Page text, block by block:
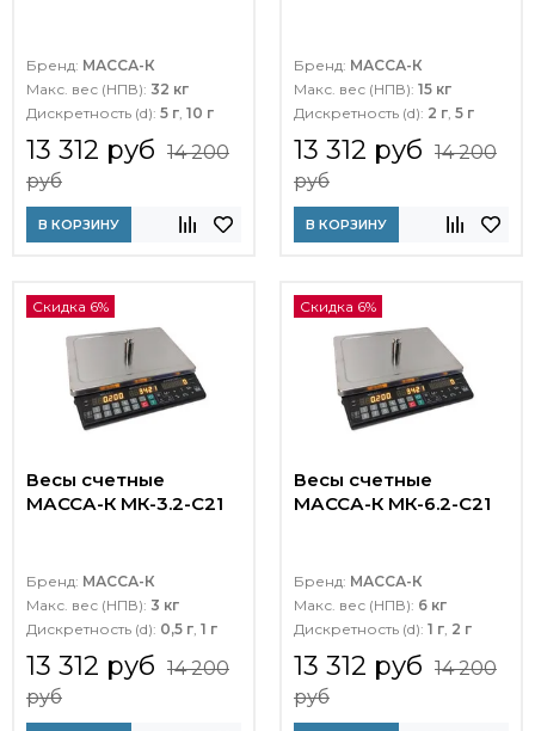
Бренд: МАССА-К
Макс. вес (НПВ): 32 кг
Дискретность (d): 5 г, 10 г
13 312 руб 14 200
руб
В КОРЗИНУ
Бренд: МАССА-К
Макс. вес (НПВ): 15 кг
Дискретность (d): 2 г, 5 г
13 312 руб 14 200
руб
В КОРЗИНУ
Скидка 6%
Весы счетные
МАССА-К МК-3.2-C21
Бренд: МАССА-К
Макс. вес (НПВ): 3 кг
Дискретность (d): 0,5 г, 1 г
13 312 руб 14 200
руб
Скидка 6%
Весы счетные
МАССА-К МК-6.2-C21
Бренд: МАССА-К
Макс. вес (НПВ): 6 кг
Дискретность (d): 1 г, 2 г
13 312 руб 14 200
руб